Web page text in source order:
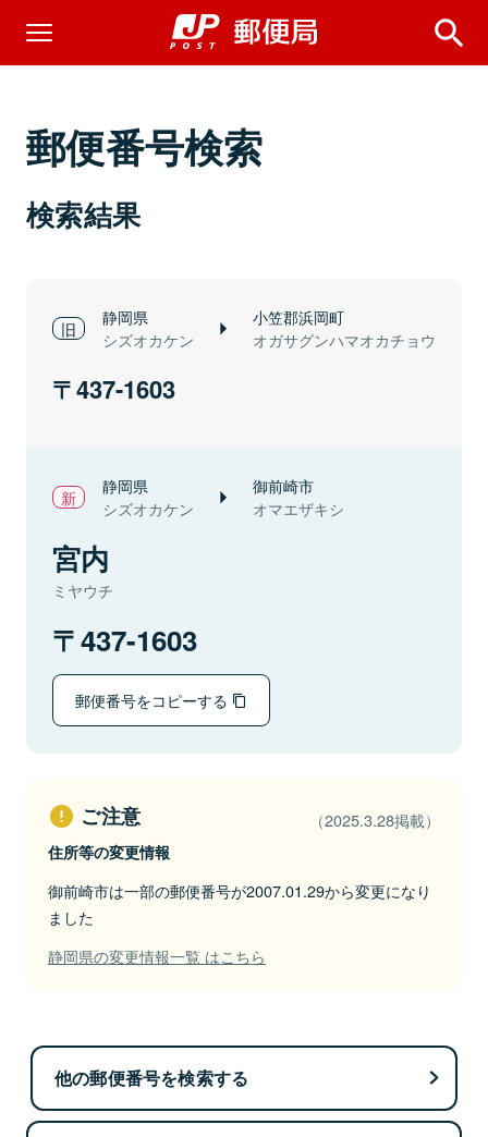
郵便番号検索
検索結果
静岡県
シズオカケン
小笠郡浜岡町
オガサグンハマオカチョウ
437-1603
静岡県
シズオカケン
御前崎市
オマエザキシ
宮内
ミヤウチ
437-1603
郵便番号をコピーする
ご注意 （2025.3.28掲載）
住所等の変更情報
御前崎市は一部の郵便番号が2007.01.29から変更になり
ました
静岡県の変更情報一覧 はこちら
他の郵便番号を検索する